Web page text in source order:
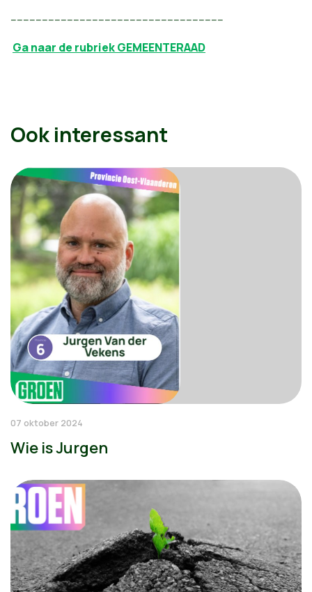
--------------------------------------------------------------------
Ga naar de rubriek GEMEENTERAAD
Ook interessant
07 oktober 2024
Wie is Jurgen